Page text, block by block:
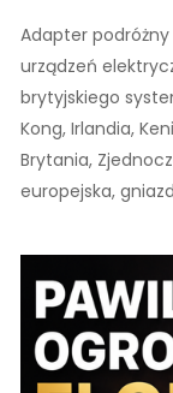
Adapter
urządzeń
brytyjskiego
Kong, Irlandia,
Brytania,
europejska,